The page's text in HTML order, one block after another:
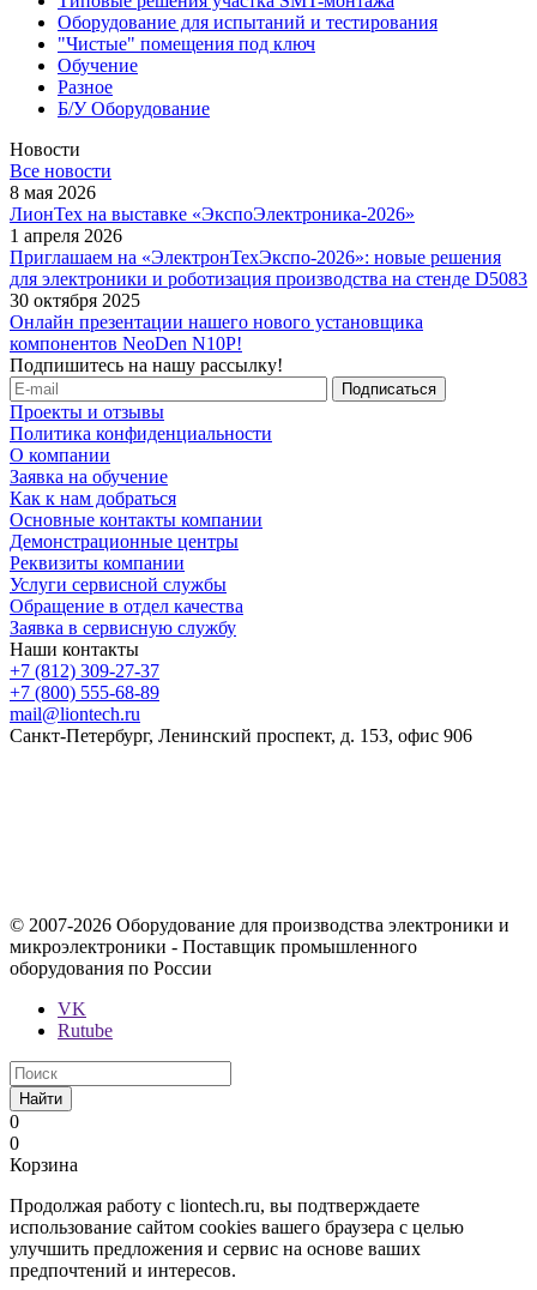
Оборудование для испытаний и тестирования
"Чистые" помещения под ключ
Обучение
Разное
Б/У Оборудование
Новости
Все новости
8 мая 2026
ЛионТех на выставке «ЭкспоЭлектроника-2026»
1 апреля 2026
Приглашаем на «ЭлектронТехЭкспо-2026»: новые решения
для электроники и роботизация производства на стенде D5083
30 октября 2025
Онлайн презентации нашего нового установщика
компонентов NeoDen N10P!
Подпишитесь на нашу рассылку!
Проекты и отзывы
Политика конфиденциальности
О компании
Заявка на обучение
Как к нам добраться
Основные контакты компании
Демонстрационные центры
Реквизиты компании
Услуги сервисной службы
Обращение в отдел качества
Заявка в сервисную службу
Наши контакты
+7 (812) 309-27-37
+7 (800) 555-68-89
mail@liontech.ru
Санкт-Петербург, Ленинский проспект, д. 153, офис 906
© 2007-2026 Оборудование для производства электроники и
микроэлектроники - Поставщик промышленного
оборудования по России
VK
Rutube
Найти
0
0
Корзина
Продолжая работу с liontech.ru, вы подтверждаете
использование сайтом cookies вашего браузера с целью
улучшить предложения и сервис на основе ваших
предпочтений и интересов.